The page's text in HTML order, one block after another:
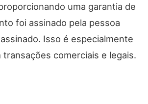
uma garantia de
foi assinado pela pessoa
Isso é especialmente
comerciais e legais.